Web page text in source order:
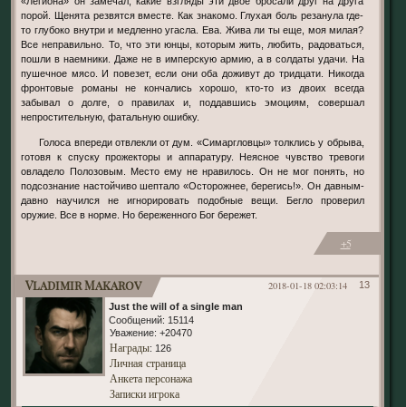
порой. Щенята резвятся вместе. Как знакомо. Глухая боль резанула где-
то глубоко внутри и медленно угасла. Ева. Жива ли ты еще, моя милая?
Все неправильно. То, что эти юнцы, которым жить, любить, радоваться,
пошли в наемники. Даже не в имперскую армию, а в солдаты удачи. На
пушечное мясо. И повезет, если они оба доживут до тридцати. Никогда
фронтовые романы не кончались хорошо, кто-то из двоих всегда
забывал о долге, о правилах и, поддавшись эмоциям, совершал
непростительную, фатальную ошибку.
Голоса впереди отвлекли от дум. «Симаргловцы» толклись у обрыва,
готовя к спуску прожекторы и аппаратуру. Неясное чувство тревоги
овладело Полозовым. Место ему не нравилось. Он не мог понять, но
подсознание настойчиво шептало «Осторожнее, берегись!». Он давным-
давно научился не игнорировать подобные вещи. Бегло проверил
оружие. Все в норме. Но береженного Бог бережет.
+5
13
2018-01-18 02:03:14
Vladimir Makarov
Just the will of a single man
Сообщений: 15114
Уважение: +20470
Награды: 126
Личная страница
Анкета персонажа
Записки игрока